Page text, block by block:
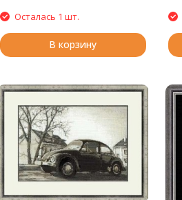
Осталась 1 шт.
В корзину